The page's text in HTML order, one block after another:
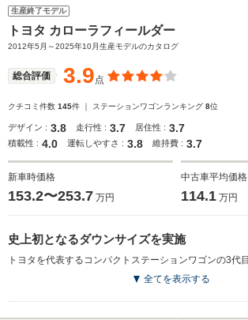
生産終了モデル
トヨタ カローラフィールダー
2012年5月～2025年10月生産モデルのカタログ
総合評価 3.9点
クチコミ件数 145件 ｜ ステーションワゴンランキング 8位
デザイン : 3.8 走行性 : 3.7 居住性 : 3.7
積載性 : 4.0 運転しやすさ : 3.8 維持費 : 3.7
新車時価格
153.2〜253.7 万円
中古車平均価格
114.1 万円
史上初となるダウンサイズを実施
全てを表示する